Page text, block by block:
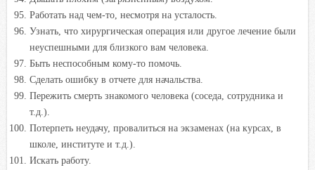
Работать над чем-то, несмотря на усталость.
Узнать, что хирургическая операция или другое лечение были
неуспешными для близкого вам человека.
Быть неспособным кому-то помочь.
Сделать ошибку в отчете для начальства.
Пережить смерть знакомого человека (соседа, сотрудника и
т.д.).
Потерпеть неудачу, провалиться на экзаменах (на курсах, в
школе, институте и т.д.).
Искать работу.